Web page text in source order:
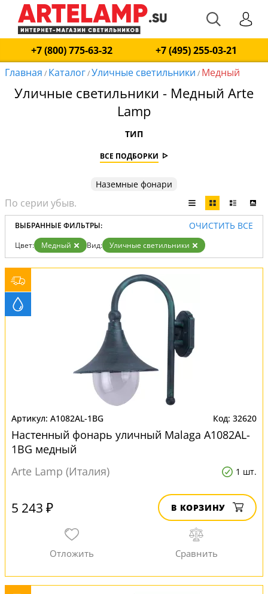
+7 (800) 775-63-32
+7 (495) 255-03-21
Главная / Каталог/Уличные светильники / Медный
Уличные светильники - Медный Arte
Lamp
ТИП
ВСЕ ПОДБОРКИ
Наземные фонари
ВЫБРАННЫЕ ФИЛЬТРЫ: ОЧИСТИТЬ ВСЕ
Цвет: Медный Вид: Уличные светильники
A1082AL-1BG 32620
Настенный фонарь уличный Malaga A1082AL-
1BG медный
Arte Lamp (Италия)
1 шт.
5 243 ₽ В КОРЗИНУ